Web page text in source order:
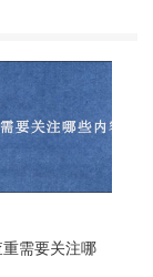
需要关注哪